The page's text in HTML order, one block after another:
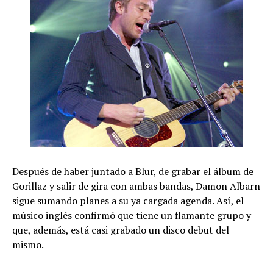
Después de haber juntado a Blur, de grabar el álbum de
Gorillaz y salir de gira con ambas bandas, Damon Albarn
sigue sumando planes a su ya cargada agenda. Así, el
músico inglés confirmó que tiene un flamante grupo y
que, además, está casi grabado un disco debut del
mismo.